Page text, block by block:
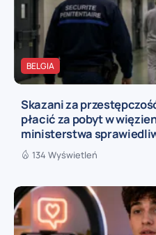
BELGIA
Skazani za
płacić za pobyt w
ministerstwa
134 Wyświetleń